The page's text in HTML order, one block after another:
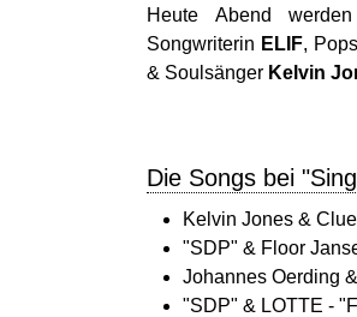
Heute Abend
Songwriterin ELIF,
& Soulsänger Kelvin
Die Songs bei
Kelvin Jones &
"SDP" & Floor
Johannes Oerding
"SDP" & LOTTE -